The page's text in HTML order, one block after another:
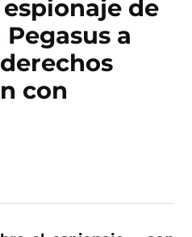
de
Pegasus a
con